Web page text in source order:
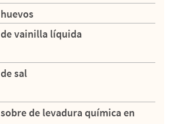
huevos
de vainilla líquida
de sal
sobre de levadura química en